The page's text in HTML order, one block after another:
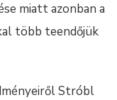
miatt azonban a
több teendőjük
Stróbl